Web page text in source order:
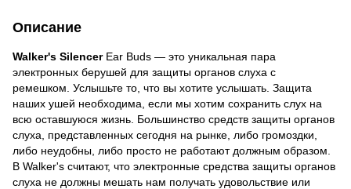
Описание
Walker's SilencerEar Buds — это уникальная пара
электронных берушей для защиты органов слуха с
ремешком. Услышьте то, что вы хотите услышать. Защита
наших ушей необходима, если мы хотим сохранить слух на
всю оставшуюся жизнь. Большинство средств защиты органов
слуха, представленных сегодня на рынке, либо громоздки,
либо неудобны, либо просто не работают должным образом.
В Walker's считают, что электронные средства защиты органов
слуха не должны мешать нам получать удовольствие или